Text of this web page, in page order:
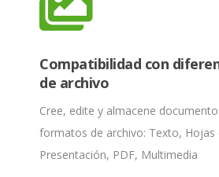
Compatibilidad con
de archivo
Cree, edite y almacene
formatos de archivo: Texto, Hojas
Presentación, PDF, Multimedia